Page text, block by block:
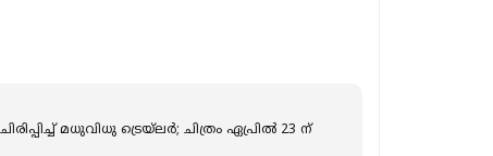
മധുവിധു ട്രെയ്‌ലർ; ചിത്രം ഏപ്രിൽ 23 ന്